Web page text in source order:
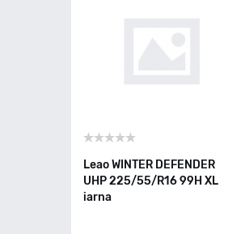
Leao WINTER DEFENDER
UHP 225/55/R16 99H XL
iarna